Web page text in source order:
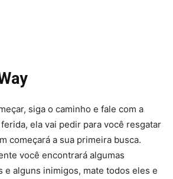
siga o caminho e fale com a
ela vai pedir para você resgatar
começará a sua primeira busca.
você encontrará algumas
e alguns inimigos, mate todos eles e